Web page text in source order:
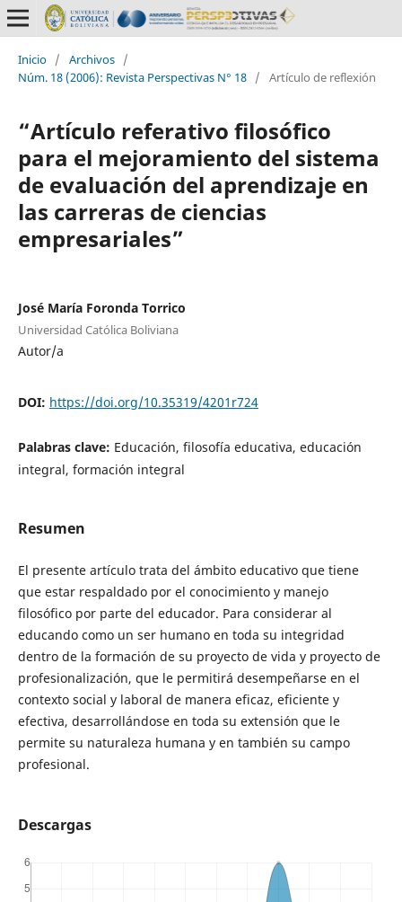
Inicio / Archivos /
Núm. 18 (2006): Revista Perspectivas N° 18 / Artículo de reflexión
“Artículo referativo filosófico
para el mejoramiento del sistema
de evaluación del aprendizaje en
las carreras de ciencias
empresariales”
José María Foronda Torrico
Universidad Católica Boliviana
Autor/a
DOI: https://doi.org/10.35319/4201r724
Palabras clave: Educación, filosofía educativa, educación
integral, formación integral
Resumen
El presente artículo trata del ámbito educativo que tiene
que estar respaldado por el conocimiento y manejo
filosófico por parte del educador. Para considerar al
educando como un ser humano en toda su integridad
dentro de la formación de su proyecto de vida y proyecto de
profesionalización, que le permitirá desempeñarse en el
contexto social y laboral de manera eficaz, eficiente y
efectiva, desarrollándose en toda su extensión que le
permite su naturaleza humana y en también su campo
profesional.
Descargas